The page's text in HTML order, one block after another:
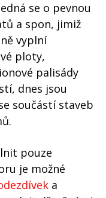
se o pevnou
a spon, jimiž
vyplní
ploty,
palisády
dnes jsou
součástí staveb
pouze
je možné
a